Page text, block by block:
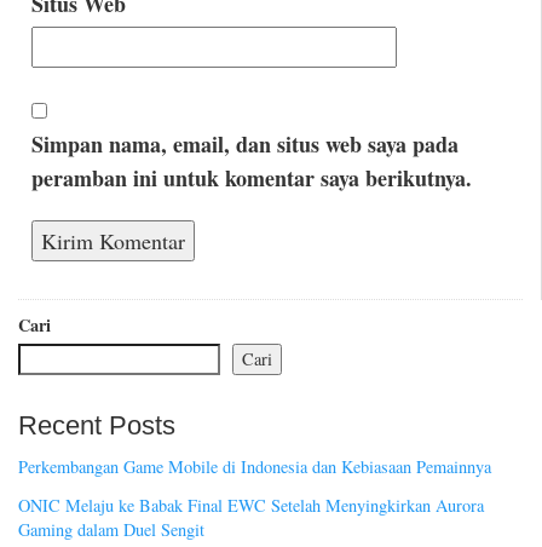
Simpan nama, email, dan situs web saya pada
peramban ini untuk komentar saya berikutnya.
Cari
Cari
Recent Posts
Perkembangan Game Mobile di Indonesia dan Kebiasaan Pemainnya
ONIC Melaju ke Babak Final EWC Setelah Menyingkirkan Aurora
Gaming dalam Duel Sengit